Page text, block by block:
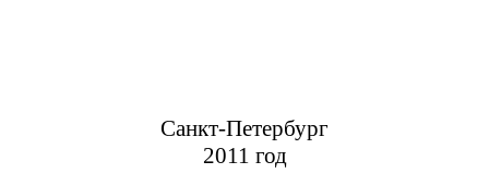
Санкт-Петербург
2011 год